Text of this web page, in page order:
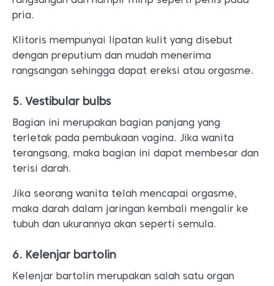
pria.
Klitoris mempunyai lipatan kulit yang disebut
dengan preputium dan mudah menerima
rangsangan sehingga dapat ereksi atau orgasme.
5. Vestibular bulbs
Bagian ini merupakan bagian panjang yang
terletak pada pembukaan vagina. Jika wanita
terangsang, maka bagian ini dapat membesar dan
terisi darah.
Jika seorang wanita telah mencapai orgasme,
maka darah dalam jaringan kembali mengalir ke
tubuh dan ukurannya akan seperti semula.
6. Kelenjar bartolin
Kelenjar bartolin merupakan salah satu organ